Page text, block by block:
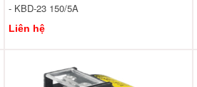
- KBD-23 150/5A
Liên hệ